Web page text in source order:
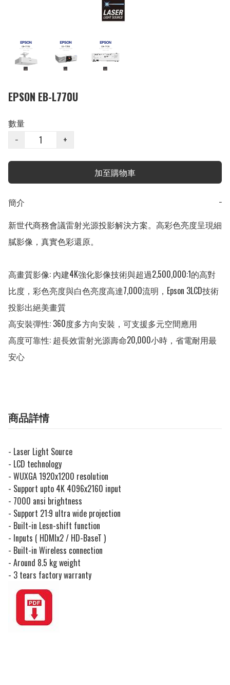
EPSON EB-L770U
數量
−
+
加至購物車
簡介
−
新世代商務會議雷射光源投影解決方案。高彩色亮度呈現細
膩影像，真實色彩還原。
高畫質影像: 內建4K強化影像技術與超過2,500,000:1的高對
比度，彩色亮度與白色亮度高達7,000流明，Epson 3LCD技術
投影出絕美畫質
高安裝彈性: 360度多方向安裝，可支援多元空間應用
高度可靠性: 超長效雷射光源壽命20,000小時，省電耐用最
安心
商品詳情
- Laser Light Source
- LCD technology
- WUXGA 1920x1200 resolution
- Support upto 4K 4096x2160 input
- 7000 ansi brightness
- Support 21:9 ultra wide projection
- Built-in Lesn-shift function
- Inputs ( HDMIx2 / HD-BaseT )
- Built-in Wireless connection
- Around 8.5 kg weight
- 3 tears factory warranty